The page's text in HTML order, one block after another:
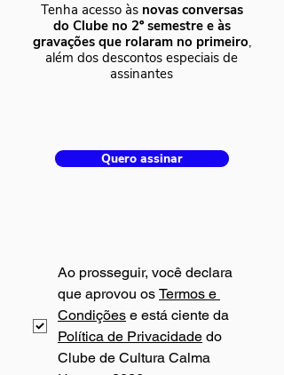
Tenha acesso às novas conversas
do Clube no 2º semestre e às
gravações que rolaram no primeiro,
além dos descontos especiais de
assinantes
Quero assinar
Ao prosseguir, você declara
que aprovou os Termos e
Condições
Política de Privacidade do
Clube de Cultura Calma